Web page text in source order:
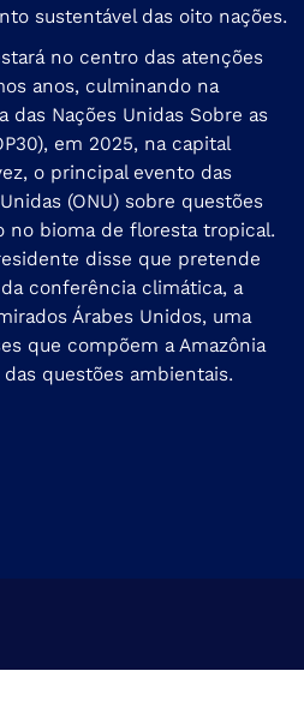
sustentável das oito nações.
no centro das atenções
anos, culminando na
das Nações Unidas Sobre as
em 2025, na capital
o principal evento das
(ONU) sobre questões
no bioma de floresta tropical.
disse que pretende
conferência climática, a
Árabes Unidos, uma
que compõem a Amazônia
questões ambientais.